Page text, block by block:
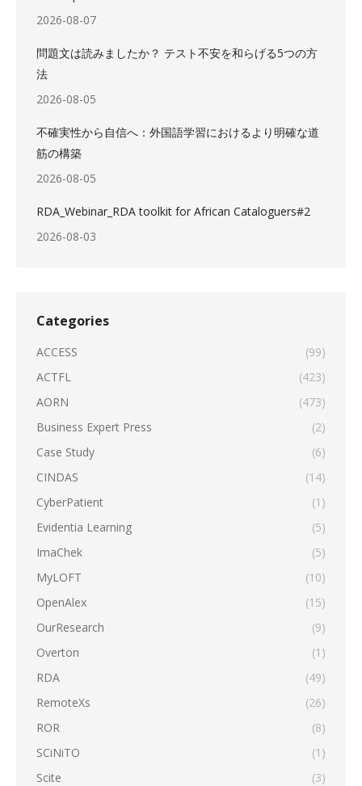
2026-08-07
問題文は読みましたか？ テスト不安を和らげる5つの方
法
2026-08-05
不確実性から自信へ：外国語学習におけるより明確な道
筋の構築
2026-08-05
RDA_Webinar_RDA toolkit for African Cataloguers#2
2026-08-03
Categories
ACCESS
(99)
ACTFL
(423)
AORN
(473)
Business Expert Press
(2)
Case Study
(6)
CINDAS
(14)
CyberPatient
(1)
Evidentia Learning
(5)
ImaChek
(5)
MyLOFT
(10)
OpenAlex
(15)
OurResearch
(9)
Overton
(1)
RDA
(49)
RemoteXs
(26)
ROR
(8)
SCiNiTO
(1)
Scite
(3)